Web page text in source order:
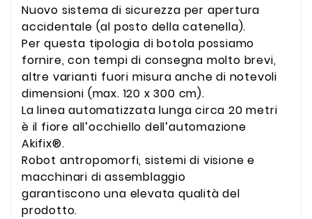
Nuovo sistema di sicurezza per apertura
accidentale (al posto della catenella).
Per questa tipologia di botola possiamo
fornire, con tempi di consegna molto brevi,
altre varianti fuori misura anche di notevoli
dimensioni (max. 120 x 300 cm).
La linea automatizzata lunga circa 20 metri
è il fiore all’occhiello dell’automazione
Akifix®.
Robot antropomorfi, sistemi di visione e
macchinari di assemblaggio
garantiscono una elevata qualità del
prodotto.